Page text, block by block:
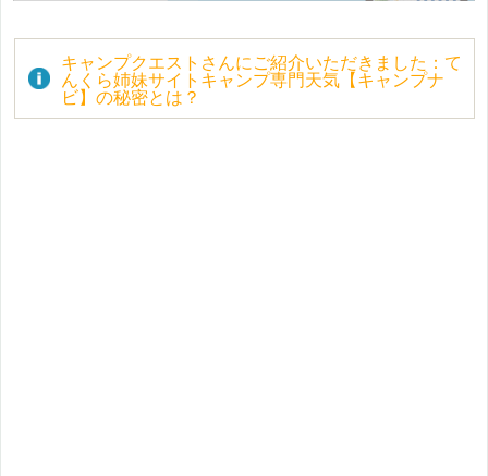
キャンプクエストさんにご紹介いただきました：て
んくら姉妹サイトキャンプ専門天気【キャンプナ
ビ】の秘密とは？